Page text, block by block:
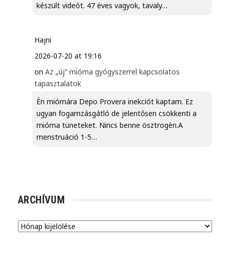
készült videót. 47 éves vagyok, tavaly…
Hajni
2026-07-20 at 19:16
on Az „új” mióma gyógyszerrel kapcsolatos
tapasztalatok
Èn miómára Depo Provera inekciót kaptam. Ez
ugyan fogamzásgátló de jelentősen csökkenti a
mióma tüneteket. Nincs benne ösztrogèn.A
menstruáció 1-5…
ARCHÍVUM
Archívum